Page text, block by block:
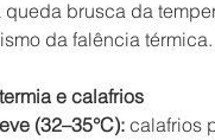
brusca da
da falência térmica.
e calafrios
(32–35°C): calafrios